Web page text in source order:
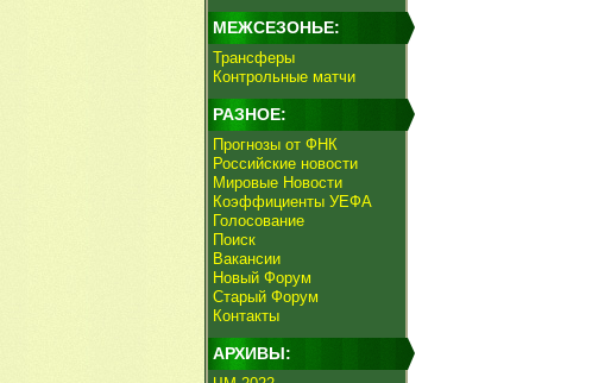
МЕЖСЕЗОНЬЕ:
Трансферы
Контрольные матчи
РАЗНОЕ:
Прогнозы от ФНК
Российские новости
Мировые Новости
Коэффициенты УЕФА
Голосование
Поиск
Вакансии
Новый Форум
Старый Форум
Контакты
АРХИВЫ: